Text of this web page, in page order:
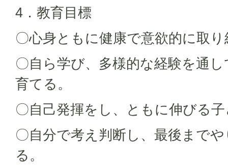
4．教育目標
〇心身ともに健康で意欲的に取
〇自ら学び、多様的な経験を通
育てる。
〇自己発揮をし、ともに伸びる
〇自分で考え判断し、最後まで
る。